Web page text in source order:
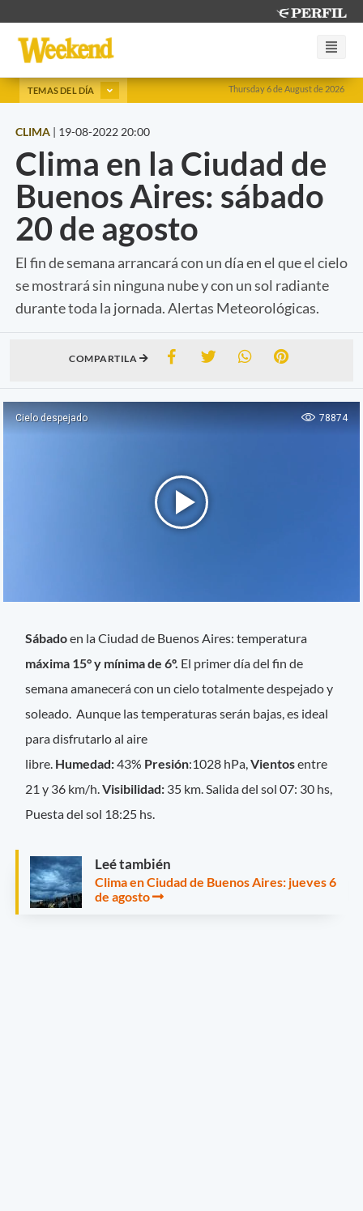
Thursday 6 de August de 2026
TEMAS DEL DÍA
CLIMA | 19-08-2022 20:00
Clima en la Ciudad de
Buenos Aires: sábado
20 de agosto
El fin de semana arrancará con un día en el que el cielo
se mostrará sin ninguna nube y con un sol radiante
durante toda la jornada. Alertas Meteorológicas.
COMPARTILA
Sábadoen la Ciudad de Buenos Aires: temperatura
máxima 15° y mínima de 6º. El primer día del fin de
semana amanecerá con un cielo totalmente despejado y
soleado. Aunque las temperaturas serán bajas, es ideal
para disfrutarlo al aire
libre. Humedad:43% Presión:1028 hPa,Vientosentre
21 y 36 km/h. Visibilidad: 35 km. Salida del sol 07: 30 hs,
Puesta del sol 18:25 hs.
Leé también
Clima en Ciudad de Buenos Aires: jueves 6
de agosto